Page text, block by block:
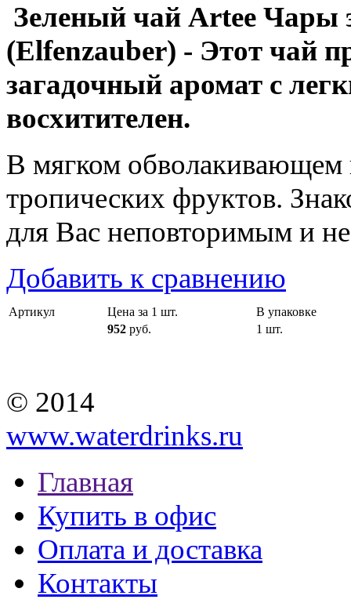
Зеленый чай Artee Чары
(Elfenzauber) - Этот чай
загадочный аромат с
восхитителен.
В мягком обволакивающем
тропических фруктов.
для Вас неповторимым и
Добавить к сравнению
Артикул Цена за 1 шт.
В упаковке
952 руб. 1 шт.
© 2014
www.waterdrinks.ru
Главная
Купить в офис
Оплата и доставка
Контакты